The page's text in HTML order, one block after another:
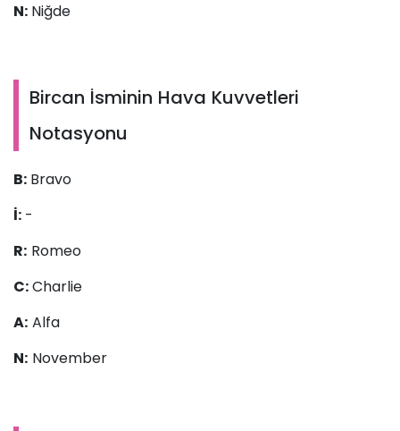
N: Niğde
Bircan İsminin Hava Kuvvetleri
Notasyonu
B: Bravo
İ: -
R: Romeo
C:Charlie
A: Alfa
N: November